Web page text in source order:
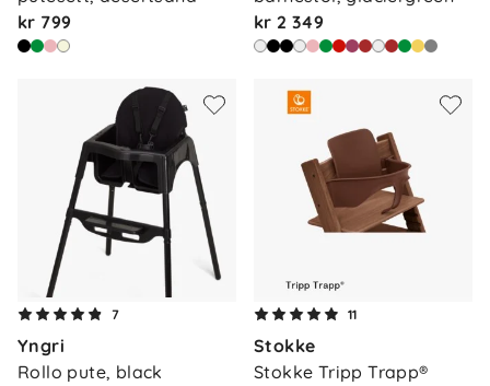
kr 799
kr 2 349
7
Yngri
Rollo pute, black
11
Stokke
Stokke Tripp Trapp®